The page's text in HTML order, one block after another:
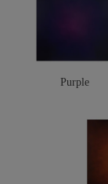
Purple